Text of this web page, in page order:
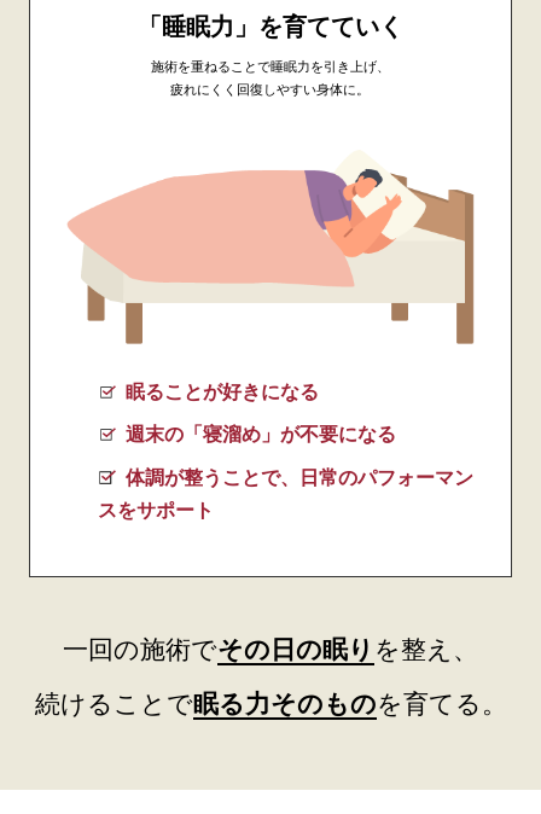
「睡眠力」を育てていく
施術を重ねることで睡眠力を引き上げ、
疲れにくく回復しやすい身体に。
眠ることが好きになる
週末の「寝溜め」が不要になる
体調が整うことで、日常のパフォーマン
スをサポート
一回の施術でその日の眠り を整え、
続けることで眠る力そのものを育てる。